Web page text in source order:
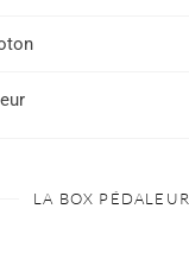
LA BOX PÉDALEUR